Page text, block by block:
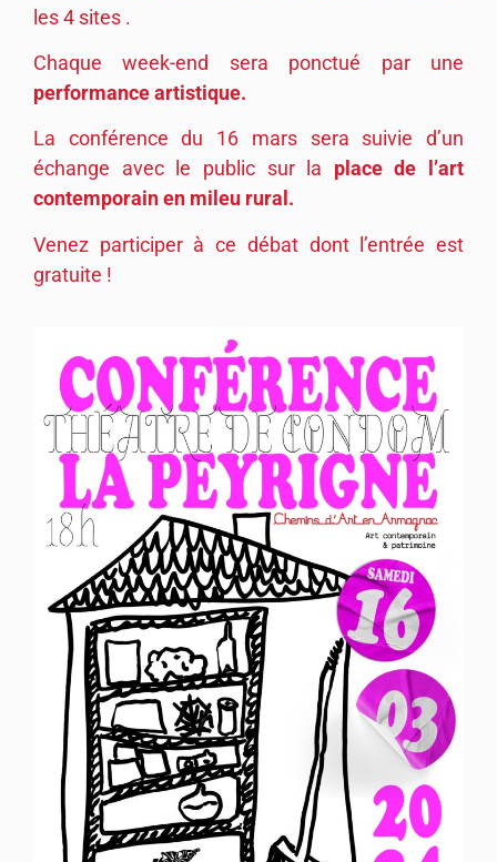
les 4 sites .
Chaque week-end sera ponctué par une
performance artistique.
La conférence du 16 mars sera suivie d’un
échange avec le public sur la place de l’art
contemporain en mileu rural.
Venez participer à ce débat dont l’entrée est
gratuite !